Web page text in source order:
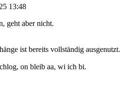
13:48
geht aber nicht.
ist bereits vollständig ausgenutzt.
on bleib aa, wi ich bi.